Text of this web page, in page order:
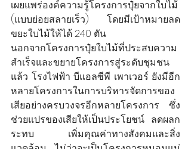
เผยแพร่องค์ความรู้โครงการปุ๋ยจากใบไม้
(แบบย่อยสลายเร็ว) โดยมีเป้าหมายลด
ขยะใบไม้ให้ได้ 240 ตัน
นอกจากโครงการปุ๋ยใบไม้ที่ประสบความ
สำเร็จและขยายโครงการสู่ระดับชุมชน
แล้ว โรงไฟฟ้า บีแอลซีพี เพาเวอร์ ยังมีอีก
หลายโครงการในการบริหารจัดการของ
เสียอย่างครบวงจรอีกหลายโครงการ ซึ่ง
ช่วยแปรของเสียให้เป็นประโยชน์ ลดผลก
ระทบ เพิ่มคุณค่าทางสังคมและสิ่ง